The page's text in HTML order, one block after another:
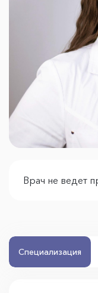
Врач не ведет
Специализация